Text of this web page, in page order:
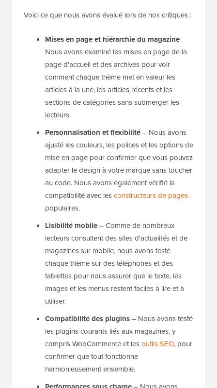
Voici ce que nous avons évalué lors de nos critiques :
Mises en page et hiérarchie du magazine–
Nous avons examiné les mises en page de la
page d'accueil et des archives pour voir
comment chaque thème met en valeur les
articles à la une, les articles récents et les
sections de catégories sans submerger les
lecteurs.
Personnalisation et flexibilité– Nous avons
ajusté les couleurs, les polices et les options de
mise en page pour confirmer que vous pouvez
adapter le design à votre marque sans toucher
au code. Nous avons également vérifié la
compatibilité avec lesconstructeurs de pages
populaires.
Lisibilité mobile– Comme de nombreux
lecteurs consultent des sites d'actualités et de
magazines sur mobile, nous avons testé
chaque thème sur des téléphones et des
tablettes pour nous assurer que le texte, les
images et les menus restent faciles à lire et à
utiliser.
Compatibilité des plugins– Nous avons testé
les plugins courants liés aux magazines, y
compris WooCommerce et lesoutils SEO, pour
confirmer que tout fonctionne
harmonieusement ensemble.